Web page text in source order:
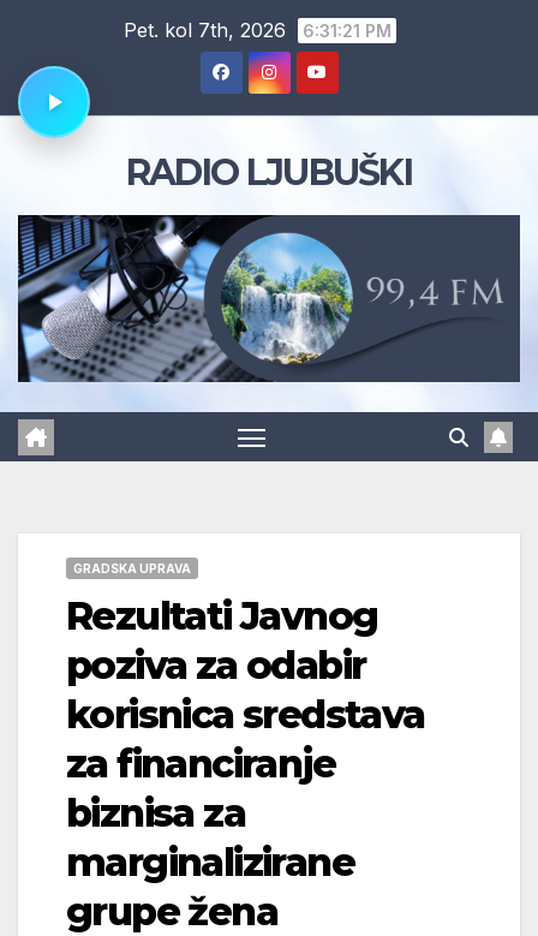
content
Pet. kol 7th, 2026 6:31:22 PM
RADIO LJUBUŠKI
GRADSKA UPRAVA
Rezultati Javnog
poziva za odabir
korisnica sredstava
za financiranje
biznisa za
marginalizirane
grupe žena